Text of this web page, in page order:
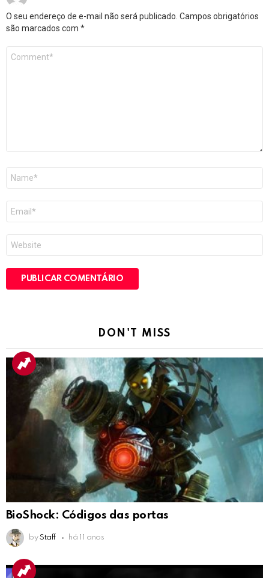
O seu endereço de e-mail não será publicado. Campos obrigatórios
são marcados com *
mail
*
DON'T MISS
BioShock: Códigos das portas
by Staff há 11 anos